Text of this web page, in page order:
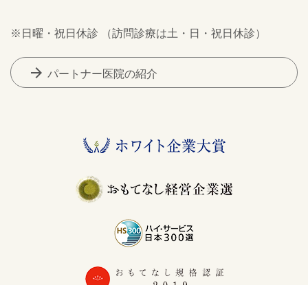
※日曜・祝日休診 （訪問診療は土・日・祝日休診）
arrow_forward パートナー医院の紹介